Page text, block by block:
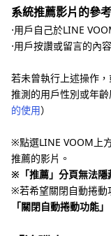
系統推薦影片的參
⋅用戶自己於LINE
⋅用戶按讚或留言的內容
若未曾執行上述操作
推測的用戶性別或年
的使用）
※點選LINE VOOM上
推薦的影片。
※「推薦」分頁無法隱
※若希望關閉自動捲動
「關閉自動捲動功能」